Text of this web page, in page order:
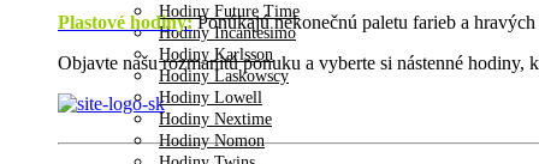
Hodiny Future Time
Hodiny Incantesimo
Hodiny Karlsson
Hodiny Laskowscy
Hodiny Lowell
Hodiny Nextime
Hodiny Nomon
Plastové hodiny:Ponúkajú nekonečnú paletu farieb a
Objavte našu rozmanitú ponuku a vyberte si nástenné hodiny,